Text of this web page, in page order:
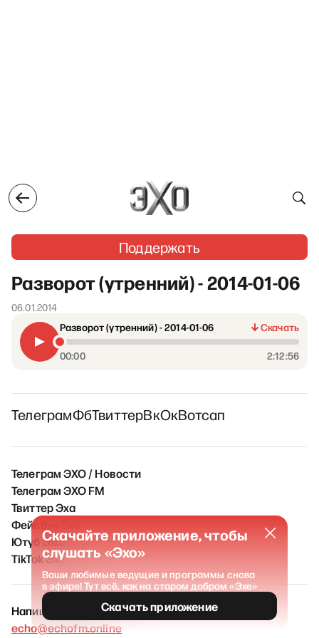
Поддержать
Разворот (утренний) - 2014-01-06
06.01.2014
Разворот (утренний) - 2014-01-06
Скачать
00:00 2:12:56
ТелеграмФбТвиттерВкОкВотсап
Скачайте приложение, чтобы
слушать «Эхо»
Ваши любимые ведущие и программы снова
в эфире! Тут всё, как на старом добром «Эхе»
Скачать приложение
Телеграм ЭХО / Новости
Телеграм ЭХО FM
Твиттер Эха
Фейсбук Эха
Ютуб Эха
TikTok Эха
Напишите нам
echo@echofm.online